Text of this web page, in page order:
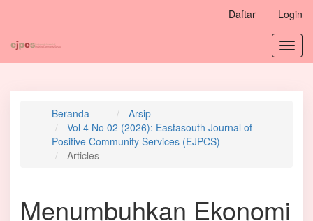
Utama
Bilah
Daftar Login
Beranda
Arsip
Vol 4 No 02 (2026): Eastasouth Journal of
Positive Community Services (EJPCS)
Articles
Menumbuhkan Ekonomi